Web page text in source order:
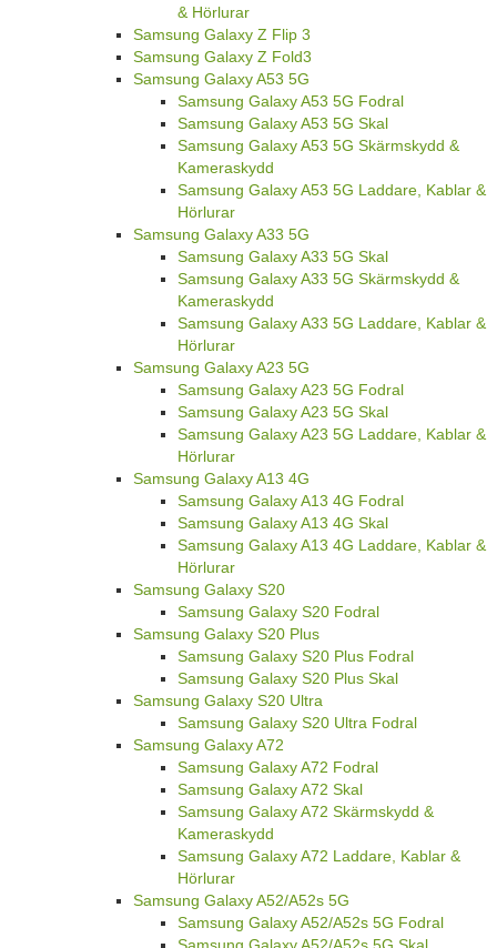
& Hörlurar
Samsung Galaxy Z Flip 3
Samsung Galaxy Z Fold3
Samsung Galaxy A53 5G
Samsung Galaxy A53 5G Fodral
Samsung Galaxy A53 5G Skal
Samsung Galaxy A53 5G Skärmskydd &
Kameraskydd
Samsung Galaxy A53 5G Laddare, Kablar &
Hörlurar
Samsung Galaxy A33 5G
Samsung Galaxy A33 5G Skal
Samsung Galaxy A33 5G Skärmskydd &
Kameraskydd
Samsung Galaxy A33 5G Laddare, Kablar &
Hörlurar
Samsung Galaxy A23 5G
Samsung Galaxy A23 5G Fodral
Samsung Galaxy A23 5G Skal
Samsung Galaxy A23 5G Laddare, Kablar &
Hörlurar
Samsung Galaxy A13 4G
Samsung Galaxy A13 4G Fodral
Samsung Galaxy A13 4G Skal
Samsung Galaxy A13 4G Laddare, Kablar &
Hörlurar
Samsung Galaxy S20
Samsung Galaxy S20 Fodral
Samsung Galaxy S20 Plus
Samsung Galaxy S20 Plus Fodral
Samsung Galaxy S20 Plus Skal
Samsung Galaxy S20 Ultra
Samsung Galaxy S20 Ultra Fodral
Samsung Galaxy A72
Samsung Galaxy A72 Fodral
Samsung Galaxy A72 Skal
Samsung Galaxy A72 Skärmskydd &
Kameraskydd
Samsung Galaxy A72 Laddare, Kablar &
Hörlurar
Samsung Galaxy A52/A52s 5G
Samsung Galaxy A52/A52s 5G Fodral
Samsung Galaxy A52/A52s 5G Skal